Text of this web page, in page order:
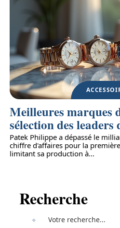
Meilleures marques
sélection des
Patek Philippe a dépassé le
chiffre d'affaires pour la
limitant sa production à…
Recherche